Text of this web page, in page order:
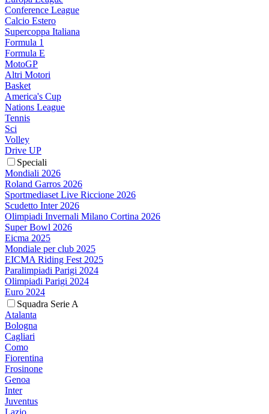
Conference League
Calcio Estero
Supercoppa Italiana
Formula 1
Formula E
MotoGP
Altri Motori
Basket
America's Cup
Nations League
Tennis
Sci
Volley
Drive UP
Speciali
Mondiali 2026
Roland Garros 2026
Sportmediaset Live Riccione 2026
Scudetto Inter 2026
Olimpiadi Invernali Milano Cortina 2026
Super Bowl 2026
Eicma 2025
Mondiale per club 2025
EICMA Riding Fest 2025
Paralimpiadi Parigi 2024
Olimpiadi Parigi 2024
Euro 2024
Squadra Serie A
Atalanta
Bologna
Cagliari
Como
Fiorentina
Frosinone
Genoa
Inter
Juventus
Lazio